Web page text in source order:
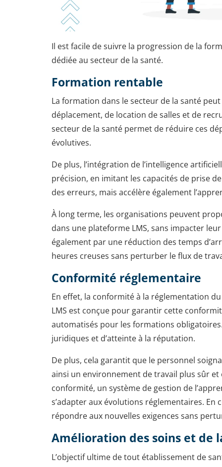
Il est facile de suivre la progression de la
dédiée au secteur de la santé.
Formation rentable
La formation dans le secteur de la santé
déplacement, de location de salles et de
secteur de la santé permet de réduire ces
évolutives.
De plus, l’intégration de l’intelligence
précision, en imitant les capacités de prise
des erreurs, mais accélère également
À long terme, les organisations peuvent
dans une plateforme LMS, sans impacter
également par une réduction des temps
heures creuses sans perturber le flux de
Conformité réglementaire
En effet, la conformité à la réglementation
LMS est conçue pour garantir cette
automatisés pour les formations
juridiques et d’atteinte à la réputation.
De plus, cela garantit que le personnel
ainsi un environnement de travail plus sûr
conformité, un système de gestion de
s’adapter aux évolutions réglementaires.
répondre aux nouvelles exigences sans
Amélioration des soins et de
L’objectif ultime de tout établissement de